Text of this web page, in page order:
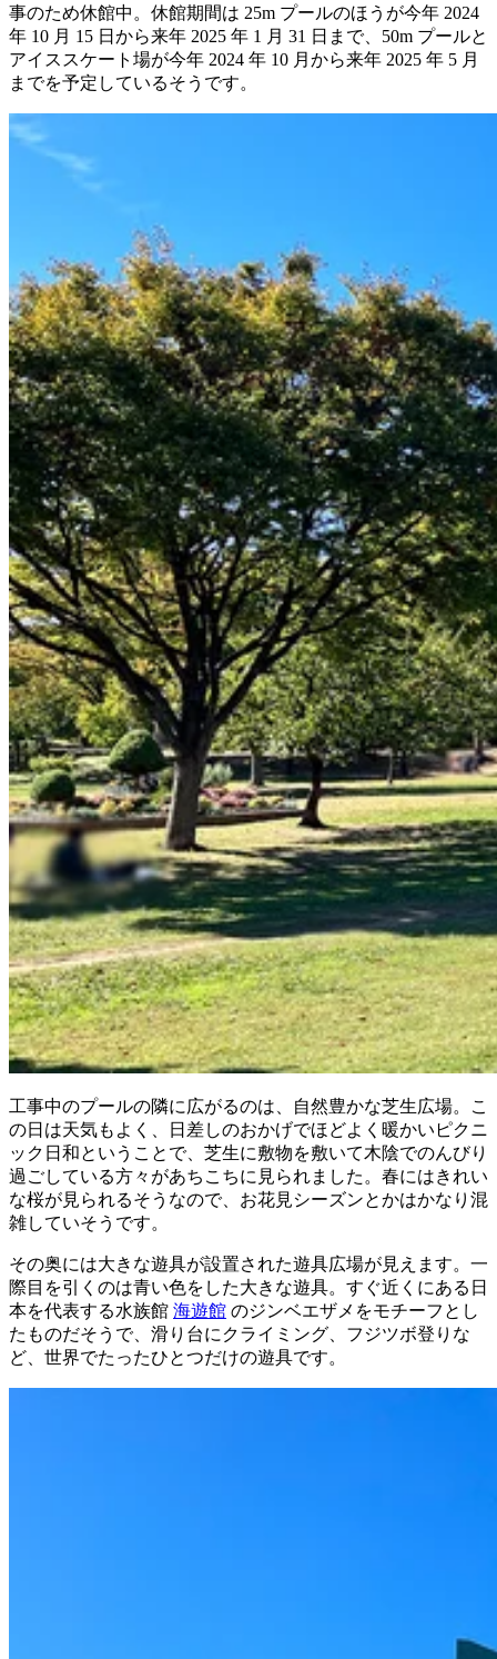
事のため休館中。休館期間は 25m プールのほうが今年 2024
年 10 月 15 日から来年 2025 年 1 月 31 日まで、50m プールと
アイススケート場が今年 2024 年 10 月から来年 2025 年 5 月
までを予定しているそうです。
工事中のプールの隣に広がるのは、自然豊かな芝生広場。こ
の日は天気もよく、日差しのおかげでほどよく暖かいピクニ
ック日和ということで、芝生に敷物を敷いて木陰でのんびり
過ごしている方々があちこちに見られました。春にはきれい
な桜が見られるそうなので、お花見シーズンとかはかなり混
雑していそうです。
その奥には大きな遊具が設置された遊具広場が見えます。一
際目を引くのは青い色をした大きな遊具。すぐ近くにある日
本を代表する水族館 海遊館 のジンベエザメをモチーフとし
たものだそうで、滑り台にクライミング、フジツボ登りな
ど、世界でたったひとつだけの遊具です。